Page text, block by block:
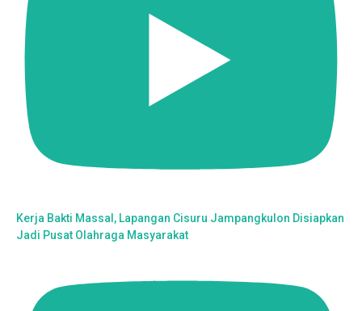
Kerja Bakti Massal, Lapangan Cisuru Jampangkulon Disiapkan
Jadi Pusat Olahraga Masyarakat